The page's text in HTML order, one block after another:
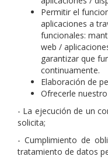
Permitir el
aplicaciones a
funcionales:
web /
garantizar que
continuamente.
Elaboración de
Ofrecerle
- La ejecución de un
solicita;
- Cumplimiento de
tratamiento de datos